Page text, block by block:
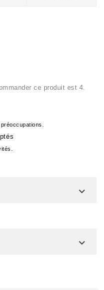
ce produit est 4.

